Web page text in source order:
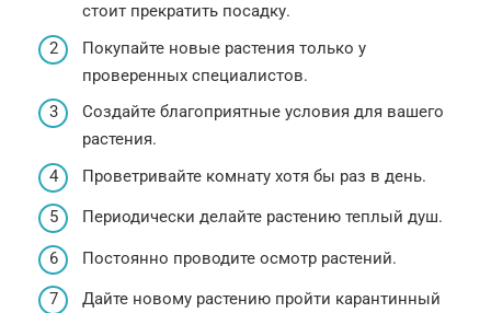
стоит прекратить посадку.
Покупайте новые растения только у
проверенных специалистов.
Создайте благоприятные условия для вашего
растения.
Проветривайте комнату хотя бы раз в день.
Периодически делайте растению теплый душ.
Постоянно проводите осмотр растений.
Дайте новому растению пройти карантинный